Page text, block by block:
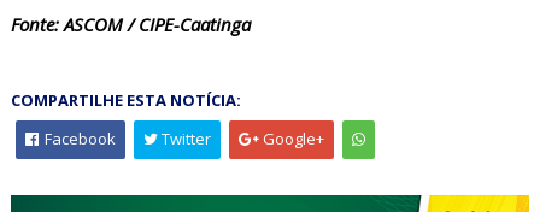
Fonte: ASCOM / CIPE-Caatinga
COMPARTILHE ESTA NOTÍCIA:
Facebook
Twitter Google+